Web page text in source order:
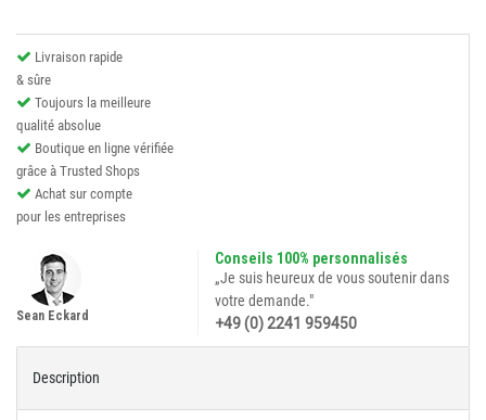
Livraison rapide
& sûre
Toujours la meilleure
qualité absolue
Boutique en ligne vérifiée
grâce à Trusted Shops
Achat sur compte
pour les entreprises
Conseils 100% personnalisés
„Je suis heureux de vous soutenir dans
votre demande."
+49 (0) 2241 959450
Sean Eckard
Description